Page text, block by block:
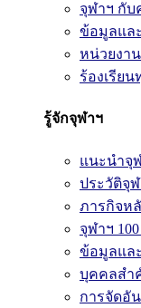
จุฬาฯ กับ
ข้อมูลแล
หน่วยงา
ร้องเรีย
รู้จักจุฬาฯ
แนะนำจุ
ประวัติจุ
ภารกิจห
จุฬาฯ 100
ข้อมูลแล
บุคคลสำ
การจัดอั